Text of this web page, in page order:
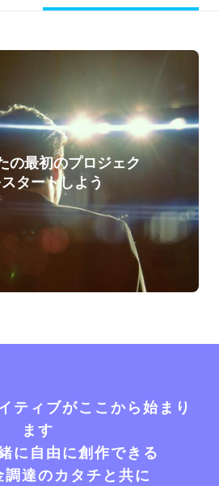
の最初のプロジェク
スタートしよう
ティブがここから始まり
ます
に自由に創作できる
達のカタチと共に